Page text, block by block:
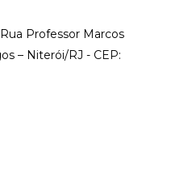
Professor Marcos
– Niterói/RJ - CEP: